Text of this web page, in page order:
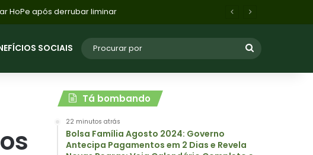
de R$ 1.717 com Reajuste Automático e Ganho Real
SOCIAIS
Tá bombando
22 minutos atrás
Bolsa Família Agosto 2024: Governo
Antecipa Pagamentos em 2 Dias e Revela